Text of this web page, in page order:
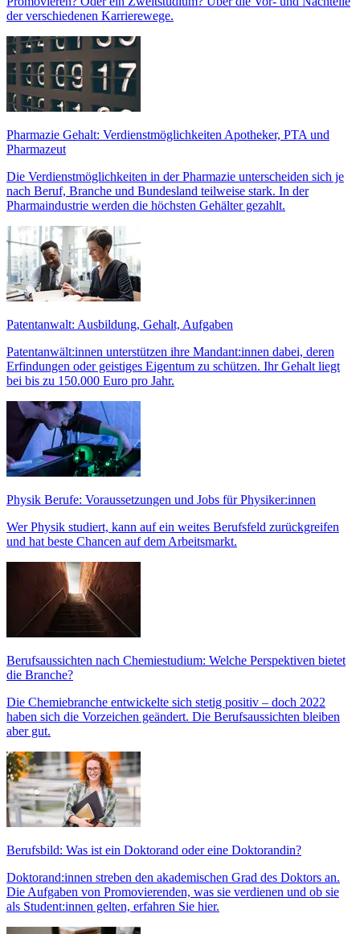
der verschiedenen Karrierewege.
Pharmazie Gehalt: Verdienstmöglichkeiten Apotheker, PTA und
Pharmazeut
Die Verdienstmöglichkeiten in der Pharmazie unterscheiden sich je
nach Beruf, Branche und Bundesland teilweise stark. In der
Pharmaindustrie werden die höchsten Gehälter gezahlt.
Patentanwalt: Ausbildung, Gehalt, Aufgaben
Patentanwält:innen unterstützen ihre Mandant:innen dabei, deren
Erfindungen oder geistiges Eigentum zu schützen. Ihr Gehalt liegt
bei bis zu 150.000 Euro pro Jahr.
Physik Berufe: Voraussetzungen und Jobs für Physiker:innen
Wer Physik studiert, kann auf ein weites Berufsfeld zurückgreifen
und hat beste Chancen auf dem Arbeitsmarkt.
Berufsaussichten nach Chemiestudium: Welche Perspektiven bietet
die Branche?
Die Chemiebranche entwickelte sich stetig positiv – doch 2022
haben sich die Vorzeichen geändert. Die Berufsaussichten bleiben
aber gut.
Berufsbild: Was ist ein Doktorand oder eine Doktorandin?
Doktorand:innen streben den akademischen Grad des Doktors an.
Die Aufgaben von Promovierenden, was sie verdienen und ob sie
als Student:innen gelten, erfahren Sie hier.